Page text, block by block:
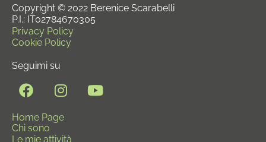
Copyright © 2022 Berenice Scarabelli
P.I.: IT02784670305
Privacy Policy
Cookie Policy
Seguimi su
Home Page
Chi sono
Le mie attività